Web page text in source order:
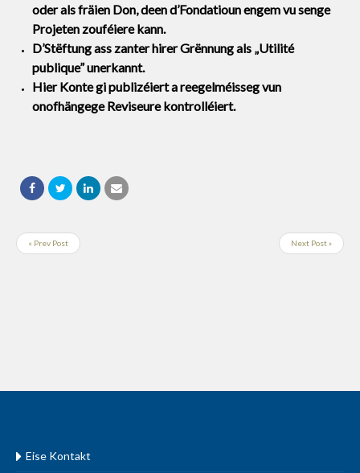
oder als fräien Don, deen d’Fondatioun engem vu senge
Projeten zouféiere kann.
D’Stëftung ass zanter hirer Grënnung als „Utilité
publique” unerkannt.
Hier Konte gi publizéiert a reegelméisseg vun
onofhängege Reviseure kontrolléiert.
« Prev Post Next Post »
Eise Kontakt